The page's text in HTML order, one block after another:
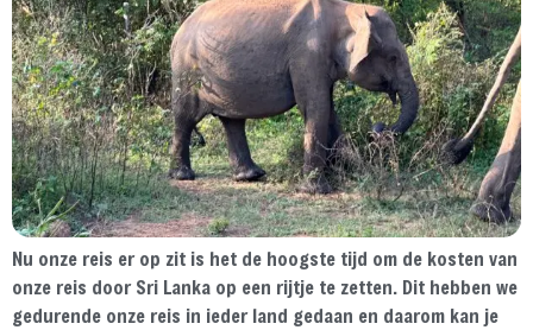
Nu onze reis er op zit is het de hoogste tijd om de kosten van
onze reis door Sri Lanka op een rijtje te zetten. Dit hebben we
gedurende onze reis in ieder land gedaan en daarom kan je